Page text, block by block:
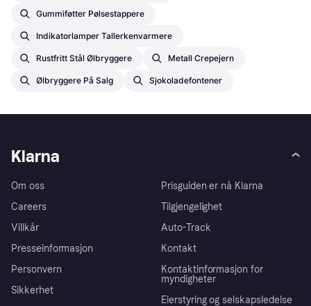
Gummiføtter Pølsestappere
Indikatorlamper Tallerkenvarmere
Rustfritt Stål Ølbryggere Metall Crepejern
Ølbryggere På Salg Sjokoladefontener
Klarna
Om oss
Careers
Villkår
Presseinformasjon
Personvern
Sikkerhet
Prisguiden er nå Klarna
Tilgjengelighet
Auto-Track
Kontakt
Kontaktinformasjon for
myndigheter
Eierstyring og selskapsledelse